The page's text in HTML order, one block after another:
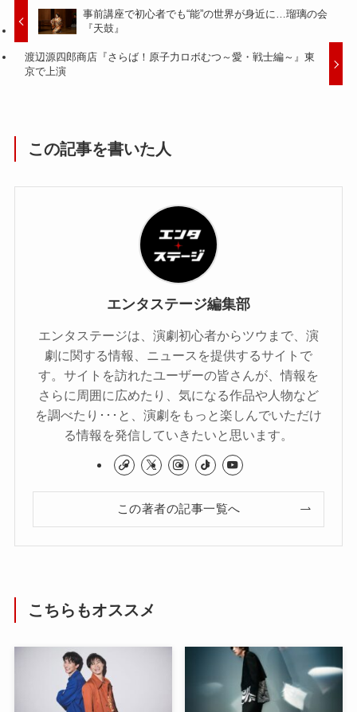
事前講座で初心者でも“能”の世界が身近に…瑠璃の会
『天鼓』
渡辺源四郎商店『さらば！原子力ロボむつ～愛・戦士編～』東
京で上演
この記事を書いた人
エンタステージ編集部
エンタステージは、演劇初心者からツウまで、演
劇に関する情報、ニュースを提供するサイトで
す。サイトを訪れたユーザーの皆さんが、情報を
さらに周囲に広めたり、気になる作品や人物など
を調べたり･･･と、演劇をもっと楽しんでいただけ
る情報を発信していきたいと思います。
この著者の記事一覧へ
こちらもオススメ